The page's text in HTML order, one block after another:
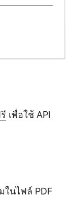
เพื่อใช้ API
ในไฟล์ PDF